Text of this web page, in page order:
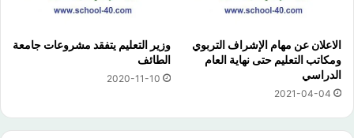
الاعلان عن مهام الإشراف التربوي
ومكاتب التعليم حتى نهاية العام
الدراسي
2021-04-04
وزير التعليم يتفقد مشروعات جامعة
الطائف
2020-11-10